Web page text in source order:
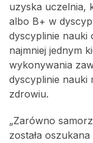
uzyska uczelnia,
albo B+ w
dyscyplinie nauki
najmniej jednym
wykonywania
dyscyplinie nauki
zdrowiu.
„Zarówno
została